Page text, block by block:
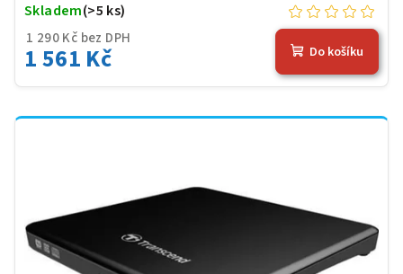
1 290 Kč bez DPH
1 561 Kč
Skladem(>5 ks)
Do košíku